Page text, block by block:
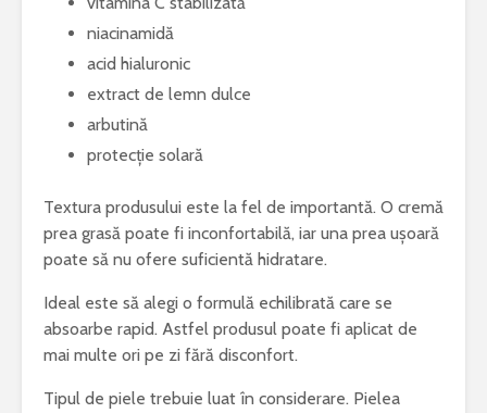
niacinamidă
acid hialuronic
extract de lemn dulce
arbutină
protecție solară
Textura produsului este la fel de importantă. O cremă
prea grasă poate fi inconfortabilă, iar una prea ușoară
poate să nu ofere suficientă hidratare.
Ideal este să alegi o formulă echilibrată care se
absoarbe rapid. Astfel produsul poate fi aplicat de
mai multe ori pe zi fără disconfort.
Tipul de piele trebuie luat în considerare. Pielea